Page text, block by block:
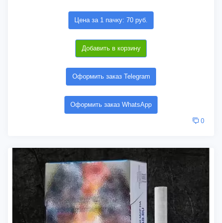
Цена за 1 пачку: 70 руб.
Добавить в корзину
Оформить заказ Telegram
Оформить заказ WhatsApp
0